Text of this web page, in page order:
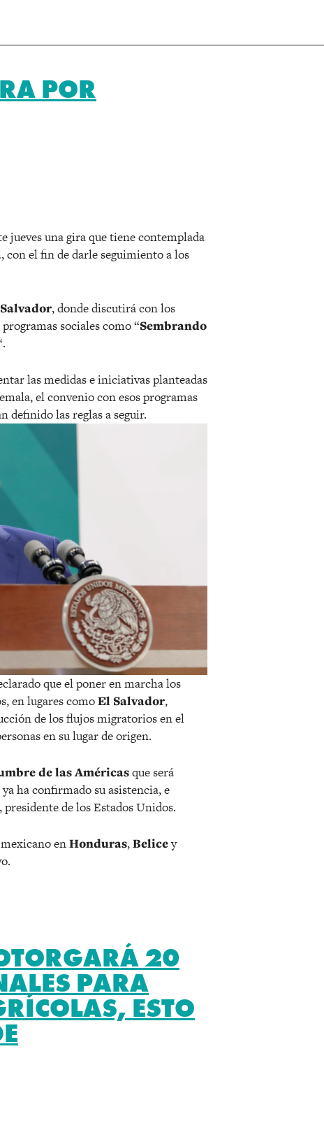
POR
jueves una gira que tiene contemplada
, con el fin de darle seguimiento a los
, donde discutirá con los
sociales como “Sembrando
las medidas e iniciativas planteadas
el convenio con esos programas
definido las reglas a seguir.
que el poner en marcha los
en lugares comoEl Salvador,
de los flujos migratorios en el
en su lugar de origen.
de las Américasque será
ha confirmado su asistencia, e
, presidente de los Estados Unidos.
enHonduras,Belicey
20
PARA
ESTO